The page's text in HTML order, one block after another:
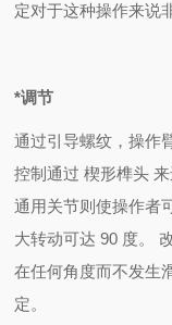
定对于这种操作来说
*调节
通过引导螺纹，操作
控制通过 楔形榫头
通用关节则使操作者
大转动可达90 度。
在任何角度而不发生
定。